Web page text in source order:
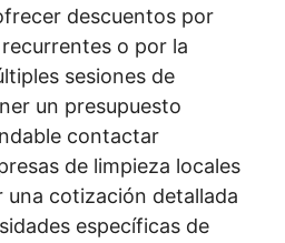
descuentos por
o por la
sesiones de
un presupuesto
contactar
de limpieza locales
una cotización detallada
específicas de